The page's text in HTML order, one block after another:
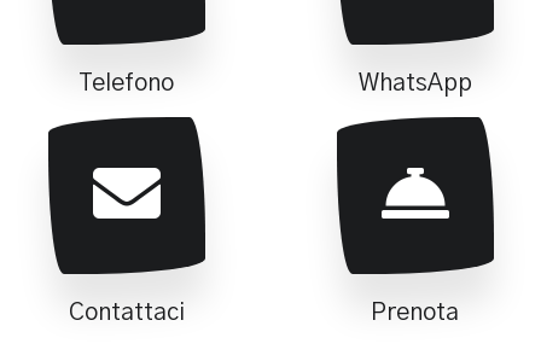
Telefono WhatsApp
Contattaci Prenota